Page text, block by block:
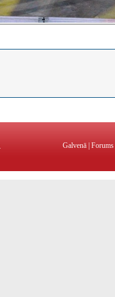
Galvenā Forums